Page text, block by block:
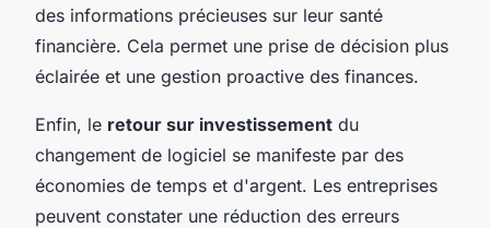
des informations précieuses sur leur santé
financière. Cela permet une prise de décision plus
éclairée et une gestion proactive des finances.
Enfin, le retour sur investissement du
changement de logiciel se manifeste par des
économies de temps et d'argent. Les entreprises
peuvent constater une réduction des erreurs